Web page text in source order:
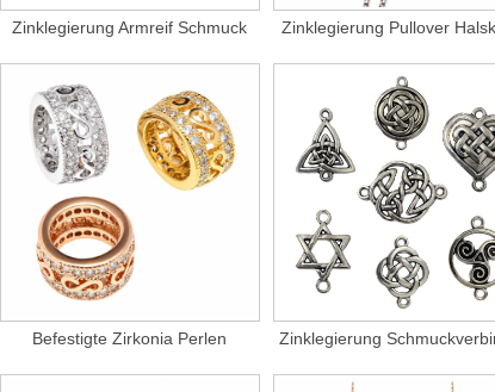
Zinklegierung Armreif Schmuck Zinklegierung Pullover
Befestigte Zirkonia Perlen Zinklegierung